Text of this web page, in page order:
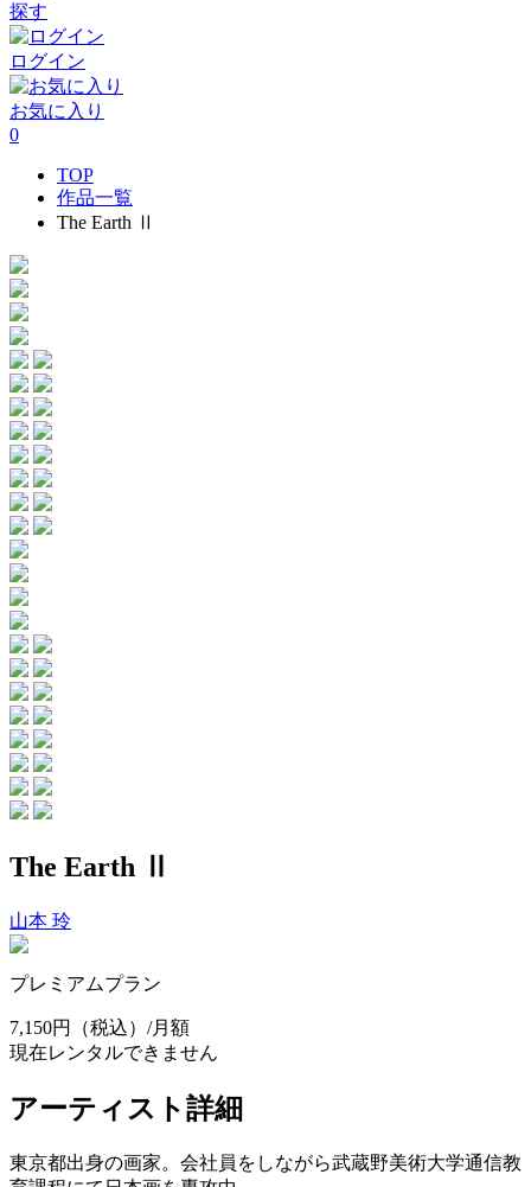
探す
ログイン
お気に入り
0
TOP
作品一覧
The Earth Ⅱ
The Earth Ⅱ
山本 玲
プレミアムプラン
7,150円
（税込）/月額
現在レンタルできません
アーティスト詳細
東京都出身の画家。会社員をしながら武蔵野美術大学通信教